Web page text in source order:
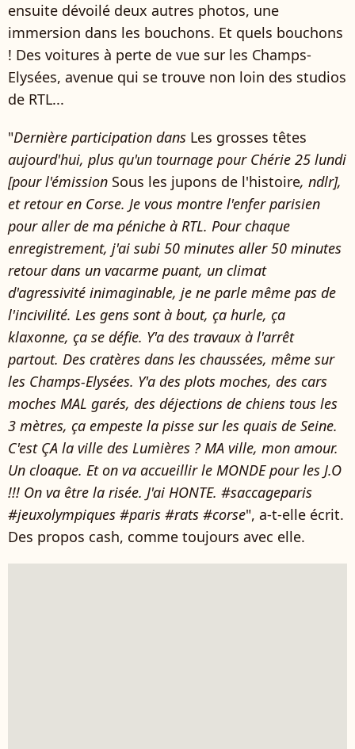
ensuite dévoilé deux autres photos, une
immersion dans les bouchons. Et quels bouchons
! Des voitures à perte de vue sur les Champs-
Elysées, avenue qui se trouve non loin des studios
de RTL...
"Dernière participation dans Les grosses têtes
aujourd'hui, plus qu'un tournage pour Chérie 25 lundi
[pour l'émission Sous les jupons de l'histoire, ndlr],
et retour en Corse. Je vous montre l'enfer parisien
pour aller de ma péniche à RTL. Pour chaque
enregistrement, j'ai subi 50 minutes aller 50 minutes
retour dans un vacarme puant, un climat
d'agressivité inimaginable, je ne parle même pas de
l'incivilité. Les gens sont à bout, ça hurle, ça
klaxonne, ça se défie. Y'a des travaux à l'arrêt
partout. Des cratères dans les chaussées, même sur
les Champs-Elysées. Y'a des plots moches, des cars
moches MAL garés, des déjections de chiens tous les
3 mètres, ça empeste la pisse sur les quais de Seine.
C'est ÇA la ville des Lumières ? MA ville, mon amour.
Un cloaque. Et on va accueillir le MONDE pour les J.O
!!! On va être la risée. J'ai HONTE. #saccageparis
#jeuxolympiques #paris #rats #corse", a-t-elle écrit.
Des propos cash, comme toujours avec elle.